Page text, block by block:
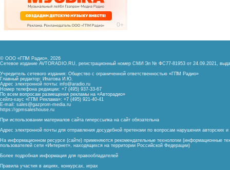
© ООО «ГПМ Радио», 2026
Сетевое издание AVTORADIO.RU, регистрационный номер СМИ Эл № ФС77-81953 от 24.09.2021,
Учредитель сетевого издания: Общество с ограниченной ответственностью «ГПМ Радио»
Главный редактор: Ипатова И.Ю.
Адрес электронной почты: info@aradio.ru
Номер телефона редакции: +7 (495) 937-33-67
По всем вопросам размещения рекламы на «Авторадио»
сейлз-хаус «ГПМ Реклама»: +7 (495) 921-40-41
E-mail: sales@gazprom-media.ru
https://gpmsaleshouse.ru
При использовании материалов сайта гиперссылка на сайт обязательна
Адрес электронной почты для отправления досудебной претензии по вопросам нарушения авторских
На информационном ресурсе (сайте) применяются рекомендательные технологии (информационные
пользователей сети «Интернет», находящихся на территории Российской Федерации)
Более подробная информация для правообладателей
Правила участия в акциях, конкурсах, играх